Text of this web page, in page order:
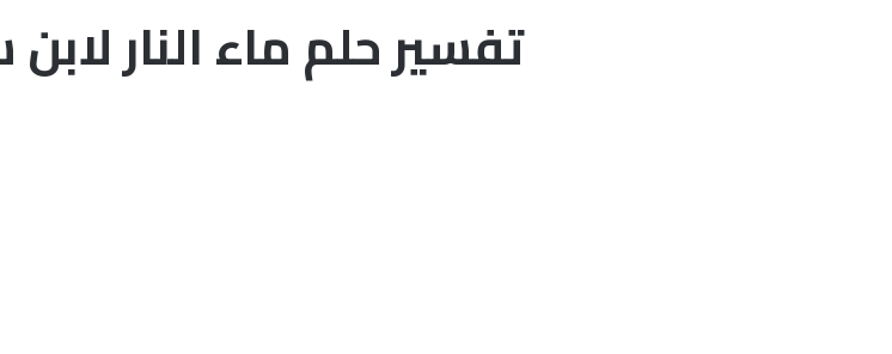
تفسير حلم ماء النار